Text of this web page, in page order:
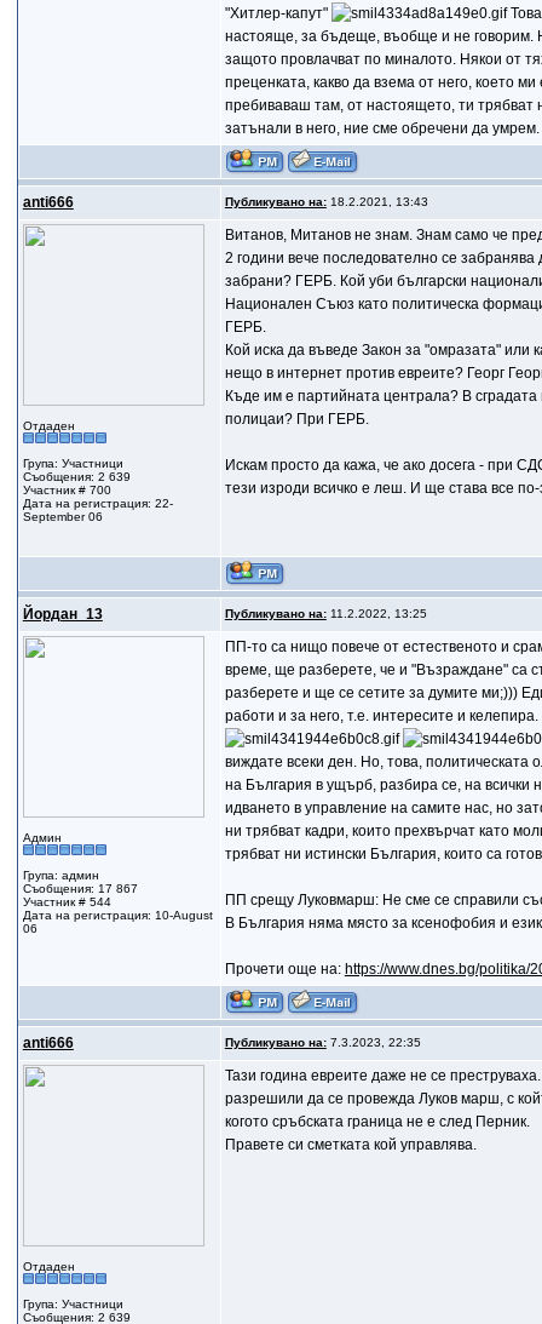
"Хитлер-капут"
настояще, за бъдеще, въобще и не говорим.
защото провлачват по миналото. Някои от
преценката, какво да взема от него, което
пребиваваш там, от настоящето, ти трябват
затънали в него, ние сме обречени да
anti666 Публикувано на:18.2.2021, 13:43
Отдаден
Група: Участници
Съобщения: 2 639
Участник # 700
Дата на регистрация: 22-
September 06
Витанов, Митанов не знам. Знам само че
2 години вече последователно се
забрани? ГЕРБ. Кой уби български
Национален Съюз като политическа
ГЕРБ.
Кой иска да въведе Закон за "омразата"
нещо в интернет против евреите? Георг
Къде им е партийната централа? В
полицаи? При ГЕРБ.
Искам просто да кажа, че ако досега - при
тези изроди всичко е леш. И ще става все
Йордан_13 Публикувано на:11.2.2022, 13:25
Админ
Група: админ
Съобщения: 17 867
Участник # 544
Дата на регистрация: 10-August
06
ПП-то са нищо повече от естественото и
време, ще разберете, че и "Възраждане" са
разберете и ще се сетите за думите ми;)))
работи и за него, т.е. интересите и
виждате всеки ден. Но, това, политическата
на България в ущърб, разбира се, на всички
идването в управление на самите нас, но
ни трябват кадри, които прехвърчат като
трябват ни истински България, които са
ПП срещу Луковмарш: Не сме се справили
В България няма място за ксенофобия и
Прочети още на: https://www.dnes.bg/politika/
anti666 Публикувано на:7.3.2023, 22:35
Отдаден
Група: Участници
Съобщения: 2 639
Тази година евреите даже не се
разрешили да се провежда Луков марш, с
когото сръбската граница не е след Перник.
Правете си сметката кой управлява.